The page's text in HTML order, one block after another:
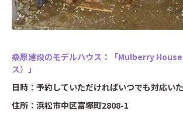
桑原建設のモデルハウス：「Mulberry
ス）」
日時：予約していただければいつでも対応い
住所：浜松市中区富塚町2808-1